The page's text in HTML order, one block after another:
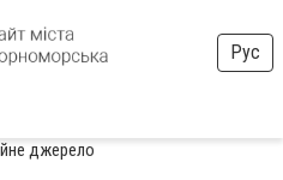
Рус
джерело